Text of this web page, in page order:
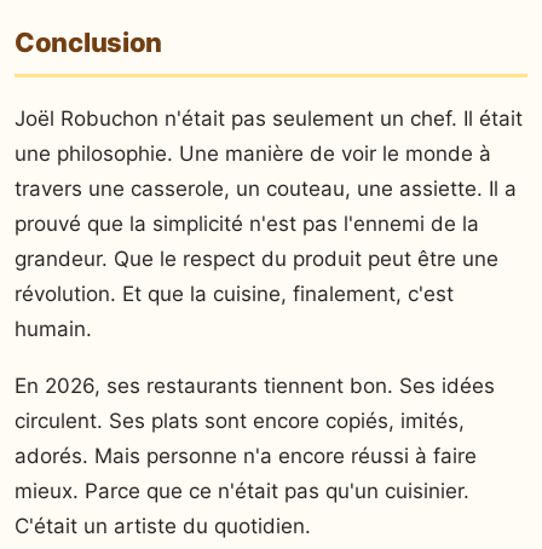
Conclusion
Joël Robuchon n'était pas seulement un chef. Il était
une philosophie. Une manière de voir le monde à
travers une casserole, un couteau, une assiette. Il a
prouvé que la simplicité n'est pas l'ennemi de la
grandeur. Que le respect du produit peut être une
révolution. Et que la cuisine, finalement, c'est
humain.
En 2026, ses restaurants tiennent bon. Ses idées
circulent. Ses plats sont encore copiés, imités,
adorés. Mais personne n'a encore réussi à faire
mieux. Parce que ce n'était pas qu'un cuisinier.
C'était un artiste du quotidien.